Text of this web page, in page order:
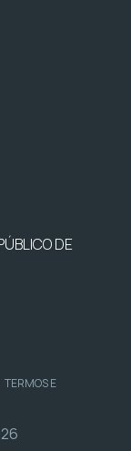
DE
TERMOS E